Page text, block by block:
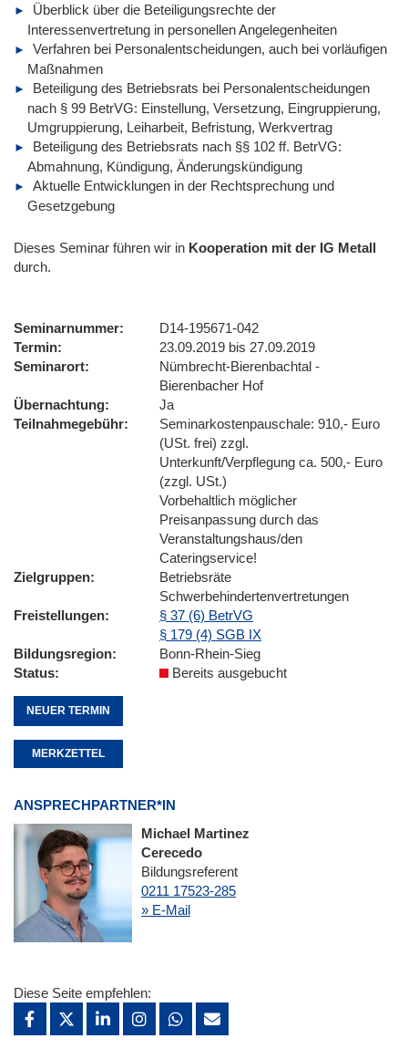
Überblick über die Beteiligungsrechte der
Interessenvertretung in personellen Angelegenheiten
Verfahren bei Personalentscheidungen, auch bei vorläufigen
Maßnahmen
Beteiligung des Betriebsrats bei Personalentscheidungen
nach § 99 BetrVG: Einstellung, Versetzung, Eingruppierung,
Umgruppierung, Leiharbeit, Befristung, Werkvertrag
Beteiligung des Betriebsrats nach §§ 102 ff. BetrVG:
Abmahnung, Kündigung, Änderungskündigung
Aktuelle Entwicklungen in der Rechtsprechung und
Gesetzgebung
Dieses Seminar führen wir in Kooperation mit der IG Metall
durch.
Seminarnummer
D14-195671-042
Termin
23.09.2019 bis 27.09.2019
Seminarort
Nümbrecht-Bierenbachtal -
Bierenbacher Hof
Übernachtung
Ja
Teilnahmegebühr
Seminarkostenpauschale: 910,- Euro
(USt. frei) zzgl.
Unterkunft/Verpflegung ca. 500,- Euro
(zzgl. USt.)
Vorbehaltlich möglicher
Preisanpassung durch das
Veranstaltungshaus/den
Cateringservice!
Zielgruppen
Betriebsräte
Schwerbehindertenvertretungen
Freistellungen
§ 37 (6) BetrVG
§ 179 (4) SGB IX
Bildungsregion
Bonn-Rhein-Sieg
Status
Bereits ausgebucht
NEUER TERMIN
MERKZETTEL
ANSPRECHPARTNER*IN
Michael Martinez
Cerecedo
Bildungsreferent
0211 17523-285
» E-Mail
Diese Seite empfehlen: